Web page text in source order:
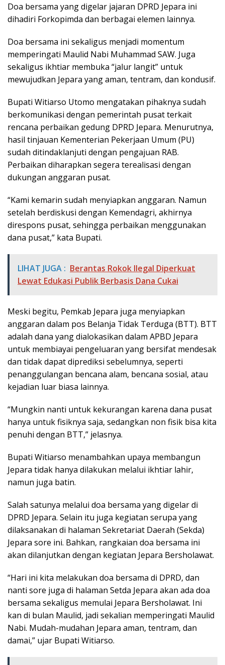
Doa bersama yang digelar jajaran DPRD Jepara ini
dihadiri Forkopimda dan berbagai elemen lainnya.
Doa bersama ini sekaligus menjadi momentum
memperingati Maulid Nabi Muhammad SAW. Juga
sekaligus ikhtiar membuka “jalur langit” untuk
mewujudkan Jepara yang aman, tentram, dan kondusif.
Bupati Witiarso Utomo mengatakan pihaknya sudah
berkomunikasi dengan pemerintah pusat terkait
rencana perbaikan gedung DPRD Jepara. Menurutnya,
hasil tinjauan Kementerian Pekerjaan Umum (PU)
sudah ditindaklanjuti dengan pengajuan RAB.
Perbaikan diharapkan segera terealisasi dengan
dukungan anggaran pusat.
“Kami kemarin sudah menyiapkan anggaran. Namun
setelah berdiskusi dengan Kemendagri, akhirnya
direspons pusat, sehingga perbaikan menggunakan
dana pusat,” kata Bupati.
LIHAT JUGA : Berantas Rokok Ilegal Diperkuat
Lewat Edukasi Publik Berbasis Dana Cukai
Meski begitu, Pemkab Jepara juga menyiapkan
anggaran dalam pos Belanja Tidak Terduga (BTT). BTT
adalah dana yang dialokasikan dalam APBD Jepara
untuk membiayai pengeluaran yang bersifat mendesak
dan tidak dapat diprediksi sebelumnya, seperti
penanggulangan bencana alam, bencana sosial, atau
kejadian luar biasa lainnya.
“Mungkin nanti untuk kekurangan karena dana pusat
hanya untuk fisiknya saja, sedangkan non fisik bisa kita
penuhi dengan BTT,” jelasnya.
Bupati Witiarso menambahkan upaya membangun
Jepara tidak hanya dilakukan melalui ikhtiar lahir,
namun juga batin.
Salah satunya melalui doa bersama yang digelar di
DPRD Jepara. Selain itu juga kegiatan serupa yang
dilaksanakan di halaman Sekretariat Daerah (Sekda)
Jepara sore ini. Bahkan, rangkaian doa bersama ini
akan dilanjutkan dengan kegiatan Jepara Bersholawat.
“Hari ini kita melakukan doa bersama di DPRD, dan
nanti sore juga di halaman Setda Jepara akan ada doa
bersama sekaligus memulai Jepara Bersholawat. Ini
kan di bulan Maulid, jadi sekalian memperingati Maulid
Nabi. Mudah-mudahan Jepara aman, tentram, dan
damai,” ujar Bupati Witiarso.